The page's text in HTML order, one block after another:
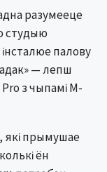
разумееце
студыю
палову
— лепш
з чыпамі M-
які прымушае
ён